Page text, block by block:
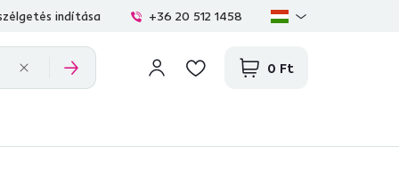
indítása +36 20 512 1458
0 Ft